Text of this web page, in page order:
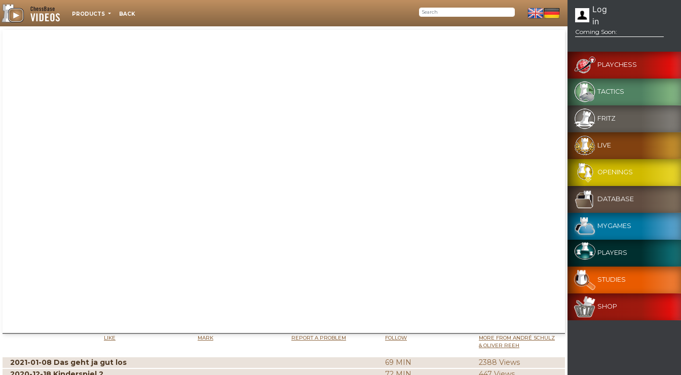
PRODUCTS BACK
Log
in
LIKE MARK REPORT A PROBLEM FOLLOW
MORE FROM ANDRÉ SCHULZ
& OLIVER REEH
2021-01-08 Das geht ja gut los 69 MIN
2388 Views
Coming Soon:
PLAYCHESS
TACTICS
FRITZ
LIVE
OPENINGS
DATABASE
MYGAMES
PLAYERS
STUDIES
SHOP